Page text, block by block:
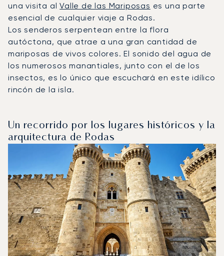
una visita alValle de las Mariposas es una parte
esencial de cualquier viaje a Rodas.
Los senderos serpentean entre la flora
autóctona, que atrae a una gran cantidad de
mariposas de vivos colores. El sonido del agua de
los numerosos manantiales, junto con el de los
insectos, es lo único que escuchará en este idílico
rincón de la isla.
Un recorrido por los lugares históricos y la
arquitectura de Rodas